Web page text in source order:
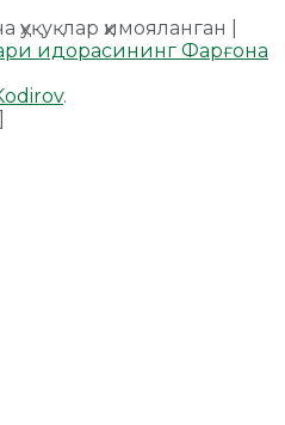
ҳуқуқлар ҳимояланган |
идорасининг Фарғона
.